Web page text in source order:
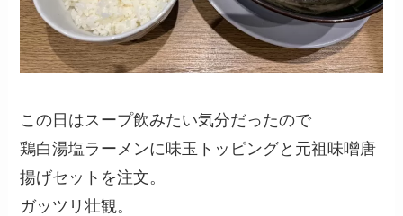
この日はスープ飲みたい気分だったので
鶏白湯塩ラーメンに味玉トッピングと元祖味噌唐
揚げセットを注文。
ガッツリ壮観。